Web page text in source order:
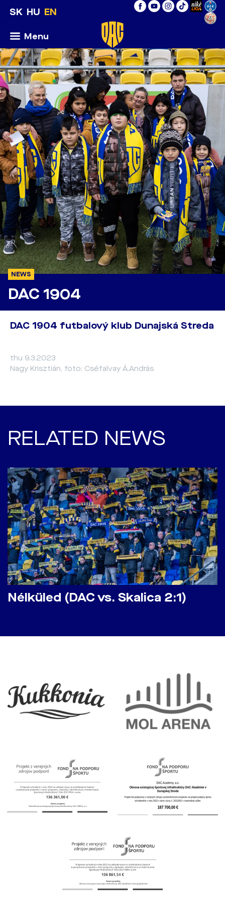
SK HU EN
Menu
NEWS
DAC 1904
DAC 1904 futbalový klub Dunajská Streda
thu 9.3.2023
Nagy Krisztián, foto: Cséfalvay Á.András
RELATED NEWS
Nélküled (DAC vs. Skalica 2:1)